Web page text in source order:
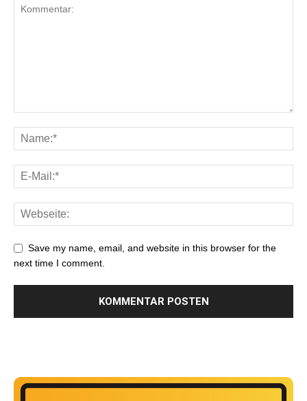
Save my name, email, and website in this browser for the
next time I comment.